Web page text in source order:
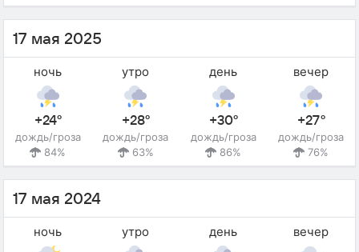
17 мая 2025
ночь
+24°
дождь/гроза
84%
утро
+28°
дождь/гроза
63%
день
+30°
дождь/гроза
86%
вечер
+27°
дождь/гроза
76%
17 мая 2024
ночь утро день вечер